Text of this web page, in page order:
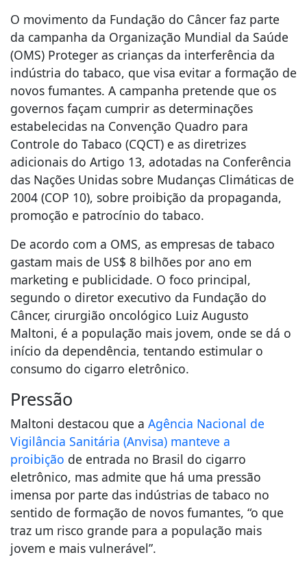
O movimento da Fundação do Câncer faz parte
da campanha da Organização Mundial da Saúde
(OMS) Proteger as crianças da interferência da
indústria do tabaco, que visa evitar a formação de
novos fumantes. A campanha pretende que os
governos façam cumprir as determinações
estabelecidas na Convenção Quadro para
Controle do Tabaco (CQCT) e as diretrizes
adicionais do Artigo 13, adotadas na Conferência
das Nações Unidas sobre Mudanças Climáticas de
2004 (COP 10), sobre proibição da propaganda,
promoção e patrocínio do tabaco.
De acordo com a OMS, as empresas de tabaco
gastam mais de US$ 8 bilhões por ano em
marketing e publicidade. O foco principal,
segundo o diretor executivo da Fundação do
Câncer, cirurgião oncológico Luiz Augusto
Maltoni, é a população mais jovem, onde se dá o
início da dependência, tentando estimular o
consumo do cigarro eletrônico.
Pressão
Maltoni destacou que a Agência Nacional de
Vigilância Sanitária (Anvisa) manteve a
proibição de entrada no Brasil do cigarro
eletrônico, mas admite que há uma pressão
imensa por parte das indústrias de tabaco no
sentido de formação de novos fumantes, “o que
traz um risco grande para a população mais
jovem e mais vulnerável”.